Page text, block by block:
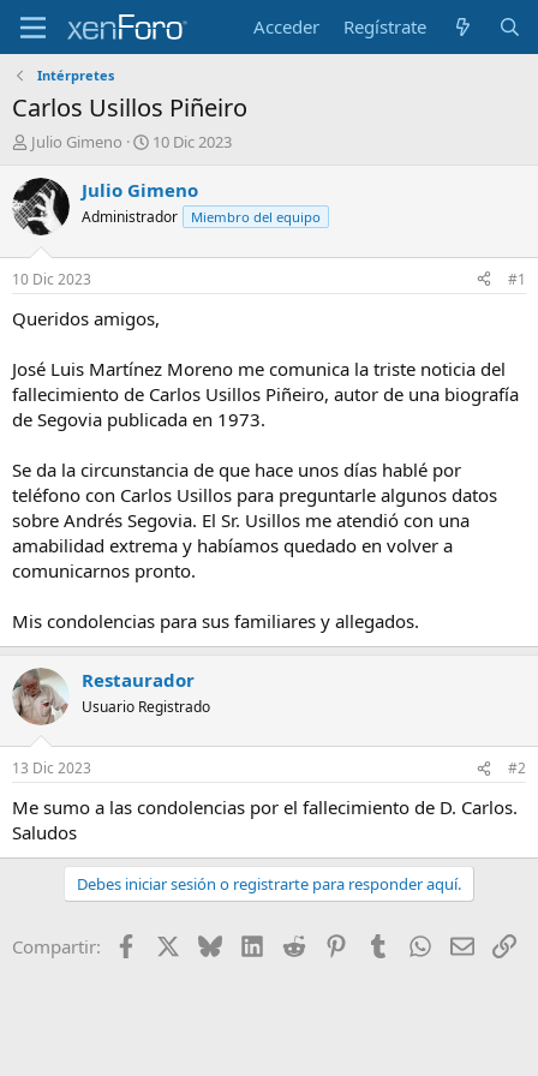
Acceder Regístrate
Intérpretes
Carlos Usillos Piñeiro
I
i
c
i
a
d
o
r
l
t
e
a
Julio Gimeno
F
c
a
i
n
i
o
10 Dic 2023
Julio Gimeno
Administrador Miembro del equipo
10 Dic 2023 #1
Queridos amigos,
José Luis Martínez Moreno me comunica la triste noticia del
fallecimiento de Carlos Usillos Piñeiro, autor de una biografía
de Segovia publicada en 1973.
Se da la circunstancia de que hace unos días hablé por
teléfono con Carlos Usillos para preguntarle algunos datos
sobre Andrés Segovia. El Sr. Usillos me atendió con una
amabilidad extrema y habíamos quedado en volver a
comunicarnos pronto.
Mis condolencias para sus familiares y allegados.
Restaurador
Usuario Registrado
13 Dic 2023 #2
Me sumo a las condolencias por el fallecimiento de D. Carlos.
Saludos
Debes iniciar sesión o registrarte para responder aquí.
Compartir: Facebook BlueskyLinkedIn
Reddit PinterestTumblr WhatsApp
Email